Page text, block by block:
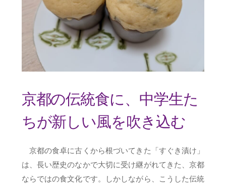
京都の伝統食に、中学生た
ちが新しい風を吹き込む
京都の食卓に古くから根づいてきた「すぐき漬け」
は、長い歴史のなかで大切に受け継がれてきた、京都
ならではの食文化です。しかしながら、こうした伝統